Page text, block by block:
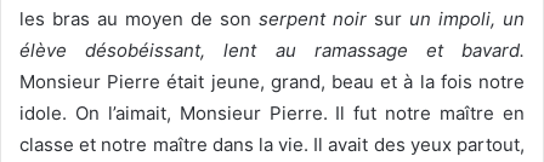
les bras au moyen de son serpent noir sur un impoli, un
élève désobéissant, lent au ramassage et bavard.
Monsieur Pierre était jeune, grand, beau et à la fois notre
idole. On l’aimait, Monsieur Pierre. Il fut notre maître en
classe et notre maître dans la vie. Il avait des yeux partout,